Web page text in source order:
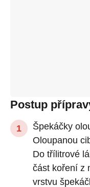
Postup
Špekáčky
Oloupanou
Do třílitrové
část koření z
vrstvu